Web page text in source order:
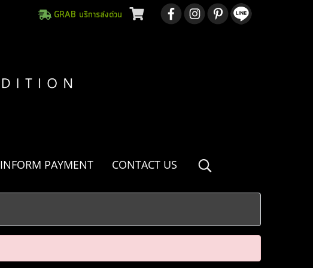
GRAB บริการส่งด่วน
INFORM PAYMENT CONTACT US